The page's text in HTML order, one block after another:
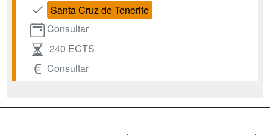
Santa Cruz de Tenerife
Consultar
240 ECTS
Consultar